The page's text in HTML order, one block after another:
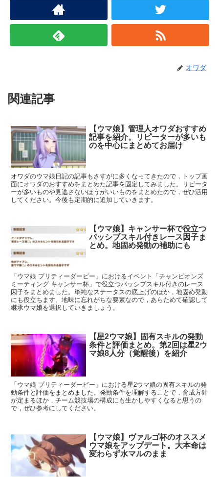
オワダ
関連記事
【ウマ娘】管理人オワダおすすめ
記事を紹介。リピーターが多いも
のを中心にまとめてお届け
オワダのウマ娘日記の記事もさすがに多くなってきたので，トップ画
面にオワダのおすすめをまとめた記事を固定してみました。リピータ
ーが多いものや見逃さないほうがいいものをまとめたので，ぜひ活用
してください。今後も定期的に追加していきます。
【ウマ娘】キャンサー杯で役立つ
パッシブスキル付きレース因子ま
とめ。地固め発動の補助にも
「ウマ娘 プリティーダービー」におけるイベント「チャンピオンズ
ミーティング キャンサー杯」で役立つパッシブスキル付きのレース
因子をまとめました。単純なステータスの底上げのほか，地固め発動
にも役立ちます。地味に忘れがちな要素なので，あらためて確認して
継承ウマ娘を選択していきましょう。
【星2ウマ娘】固有スキルの発動
条件と評価まとめ。第2回は星2ウ
マ娘8人分（覚醒後）を紹介
「ウマ娘 プリティーダービー」における星2ウマ娘の固有スキルの発
動条件と評価をまとめました。発動条件を理解することで，育成方針
が定まるほか，チーム競技場の構成にも生かしやすくなると思うの
で，ぜひ参考にしてください。
【ウマ娘】ヴァルゴ杯のオススメ
ウマ娘をアップデート。大本命は
変わらず水マルのまま